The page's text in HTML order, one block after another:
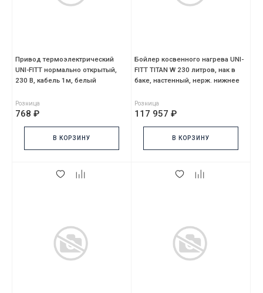
Привод термоэлектрический
UNI-FITT нормально открытый,
230 В, кабель 1м, белый
Розница
768 ₽
В КОРЗИНУ
Бойлер косвенного нагрева UNI-
FITT TITAN W 230 литров, нак в
баке, настенный, нерж. нижнее
Розница
117 957 ₽
В КОРЗИНУ